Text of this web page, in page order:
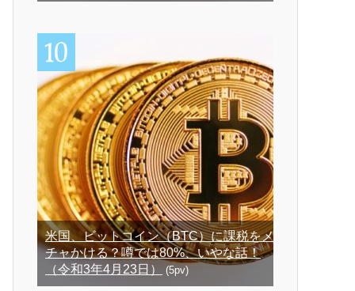
米国、ビットコイン（BTC）に課税をメ
チャかける？噂では80%、いやな話！
（令和3年4月23日）
(5pv)